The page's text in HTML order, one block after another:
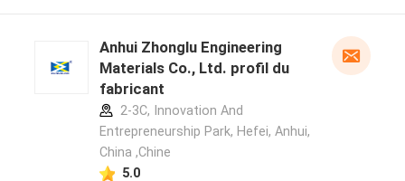
Anhui Zhonglu Engineering
Materials Co., Ltd. profil du
fabricant
2-3C, Innovation And
Entrepreneurship Park, Hefei, Anhui,
China ,Chine
5.0